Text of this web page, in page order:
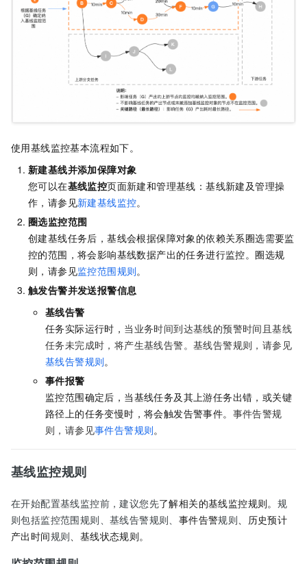
使用基线监控基本流程如下。
新建基线并添加保障对象
您可以在基线监控页面新建和管理基线：基线新建及管理操
作，请参见新建基线监控。
圈选监控范围
创建基线任务后，基线会根据保障对象的依赖关系圈选需要监
控的范围，将会影响基线数据产出的任务进行监控。圈选规
则，请参见监控范围规则。
触发告警并发送报警信息
基线告警
任务实际运行时， 当业务时间到达基线的预警时间且基线
任务未完成时，将产生基线告警。基线告警规则，请参见
基线告警规则。
事件报警
监控范围确定后，当基线任务及其上游任务出错，或关键
路径上的任务变慢时，将会触发告警事件。 事件告警规
则，请参见事件告警规则。
基线监控规则
在开始配置基线监控前，建议您先了解相关的基线监控规则。 规
则包括监控范围规则、基线告警规则、 事件告警规则、历史预计
产出时间规则、基线状态规则。